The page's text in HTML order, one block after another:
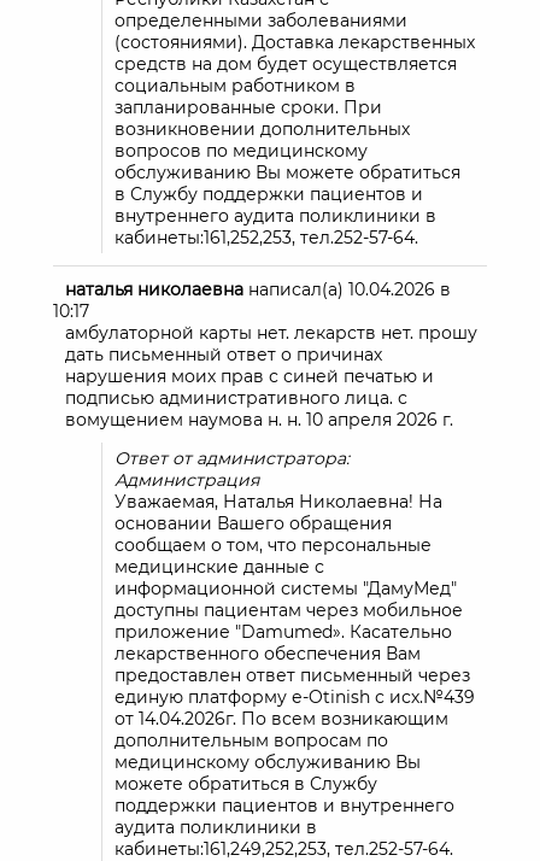
определенными заболеваниями
(состояниями). Доставка лекарственных
средств на дом будет осуществляется
социальным работником в
запланированные сроки. При
возникновении дополнительных
вопросов по медицинскому
обслуживанию Вы можете обратиться
в Службу поддержки пациентов и
внутреннего аудита поликлиники в
кабинеты:161,252,253, тел.252-57-64.
наталья николаевна написал(а) 10.04.2026 в
10:17
амбулаторной карты нет. лекарств нет. прошу
дать письменный ответ о причинах
нарушения моих прав с синей печатью и
подписью административного лица. с
вомущением наумова н. н. 10 апреля 2026 г.
Ответ от администратора:
Администрация
Уважаемая, Наталья Николаевна! На
основании Вашего обращения
сообщаем о том, что персональные
медицинские данные с
информационной системы "ДамуМед"
доступны пациентам через мобильное
приложение "Damumed». Касательно
лекарственного обеспечения Вам
предоставлен ответ письменный через
единую платформу е-Otinish с исх.№439
от 14.04.2026г. По всем возникающим
дополнительным вопросам по
медицинскому обслуживанию Вы
можете обратиться в Службу
поддержки пациентов и внутреннего
аудита поликлиники в
кабинеты:161,249,252,253, тел.252-57-64.